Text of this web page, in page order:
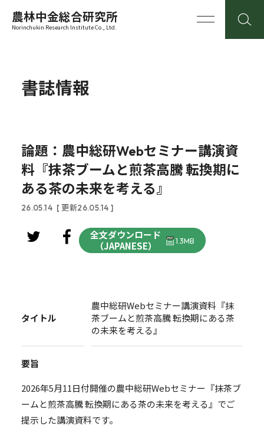
農林中金総合研究所
Norinchukin Research Institute Co., Ltd.
書誌情報
論題：農中総研Webセミナー講演資
料『抹茶ブームと煎茶高騰 転換期に
ある茶の未来を考える』
26.05.14 [ 更新26.05.14 ]
全文ダウンロード
（JAPANESE）
1.3MB
タイトル
農中総研Webセミナー講演資料『抹
茶ブームと煎茶高騰 転換期にある茶
の未来を考える』
要旨
2026年5月11日付開催の農中総研Webセミナー『抹茶ブ
ームと煎茶高騰 転換期にある茶の未来を考える』でご
提示した講演資料です。